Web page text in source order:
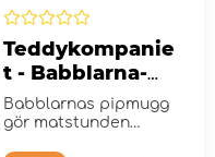
Teddykompanie
t - Babblarna-
Pipmugg med
handtag
Babblarnas pipmugg
gör matstunden